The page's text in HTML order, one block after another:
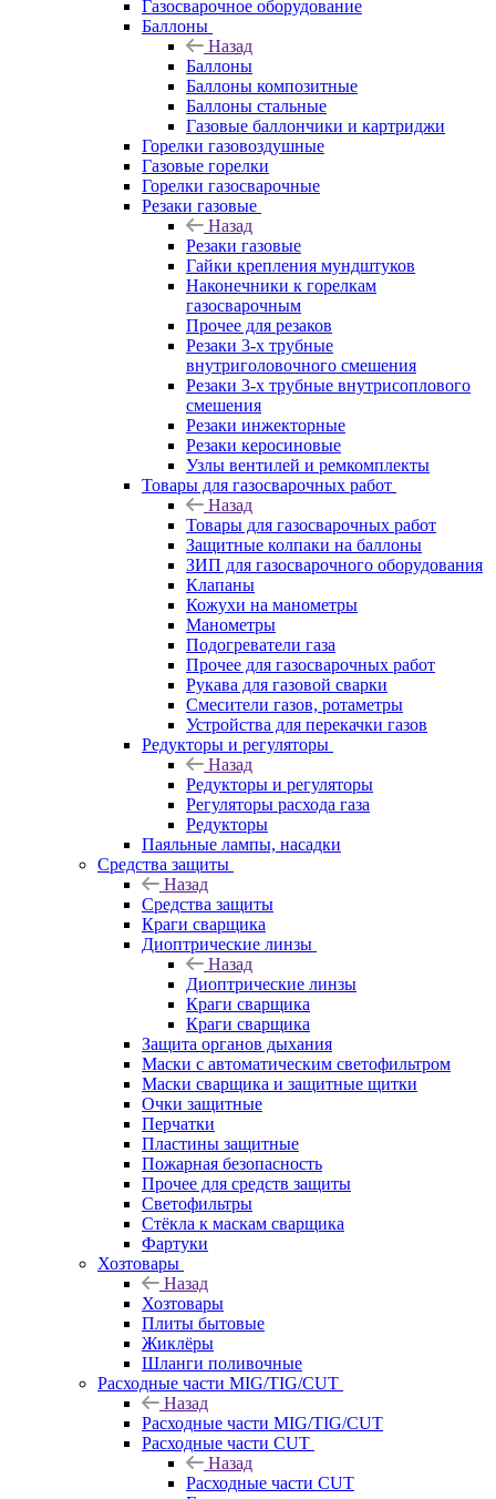
Газосварочное оборудование
Баллоны
Назад
Баллоны
Баллоны композитные
Баллоны стальные
Газовые баллончики и картриджи
Горелки газовоздушные
Газовые горелки
Горелки газосварочные
Резаки газовые
Назад
Резаки газовые
Гайки крепления мундштуков
Наконечники к горелкам
газосварочным
Прочее для резаков
Резаки 3-х трубные
внутриголовочного смешения
Резаки 3-х трубные внутрисоплового
смешения
Резаки инжекторные
Резаки керосиновые
Узлы вентилей и ремкомплекты
Товары для газосварочных работ
Назад
Товары для газосварочных работ
Защитные колпаки на баллоны
ЗИП для газосварочного оборудования
Клапаны
Кожухи на манометры
Манометры
Подогреватели газа
Прочее для газосварочных работ
Рукава для газовой сварки
Смесители газов, ротаметры
Устройства для перекачки газов
Редукторы и регуляторы
Назад
Редукторы и регуляторы
Регуляторы расхода газа
Редукторы
Паяльные лампы, насадки
Средства защиты
Назад
Средства защиты
Краги сварщика
Диоптрические линзы
Назад
Диоптрические линзы
Краги сварщика
Краги сварщика
Защита органов дыхания
Маски с автоматическим светофильтром
Маски сварщика и защитные щитки
Очки защитные
Перчатки
Пластины защитные
Пожарная безопасность
Прочее для средств защиты
Светофильтры
Стёкла к маскам сварщика
Фартуки
Хозтовары
Назад
Хозтовары
Плиты бытовые
Жиклёры
Шланги поливочные
Расходные части MIG/TIG/CUT
Назад
Расходные части MIG/TIG/CUT
Расходные части CUT
Назад
Расходные части CUT